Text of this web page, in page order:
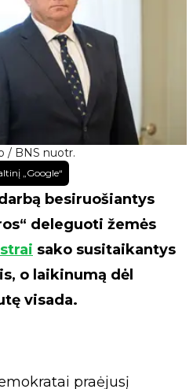
/ BNS nuotr.
„Google“
besiruošiantys
deleguoti žemės
sako susitaikantys
o laikinumą dėl
visada.
praėjusį